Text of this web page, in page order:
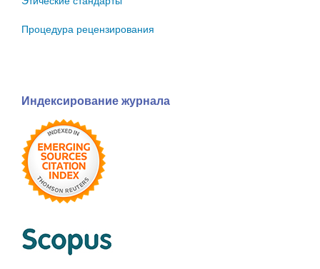
Процедура рецензирования
Индексирование журнала